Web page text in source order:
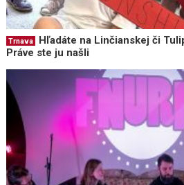
Trnava
Hľadáte na Linčianskej či
Práve ste ju našli